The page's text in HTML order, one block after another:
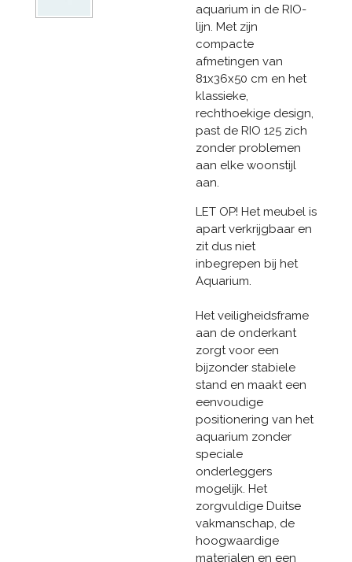
aquarium in de RIO-
lijn. Met zijn
compacte
afmetingen van
81x36x50 cm en het
klassieke,
rechthoekige design,
past de RIO 125 zich
zonder problemen
aan elke woonstijl
aan.
LET OP! Het meubel is
apart verkrijgbaar en
zit dus niet
inbegrepen bij het
Aquarium.
Het veiligheidsframe
aan de onderkant
zorgt voor een
bijzonder stabiele
stand en maakt een
eenvoudige
positionering van het
aquarium zonder
speciale
onderleggers
mogelijk. Het
zorgvuldige Duitse
vakmanschap, de
hoogwaardige
materialen en een